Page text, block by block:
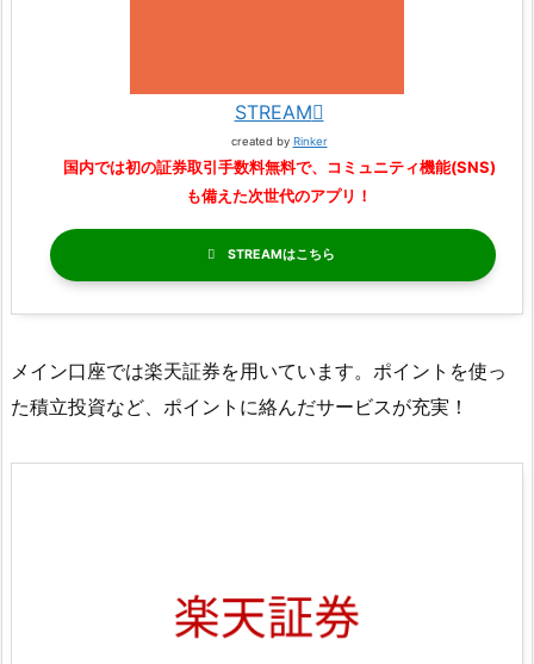
STREAM
created by Rinker
国内では初の証券取引手数料無料で、コミュニティ機能(SNS)
も備えた次世代のアプリ！
STREAM
メイン口座では楽天証券を用いています。ポイントを使っ
た積立投資など、ポイントに絡んだサービスが充実！